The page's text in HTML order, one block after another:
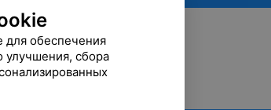
для обеспечения
улучшения, сбора